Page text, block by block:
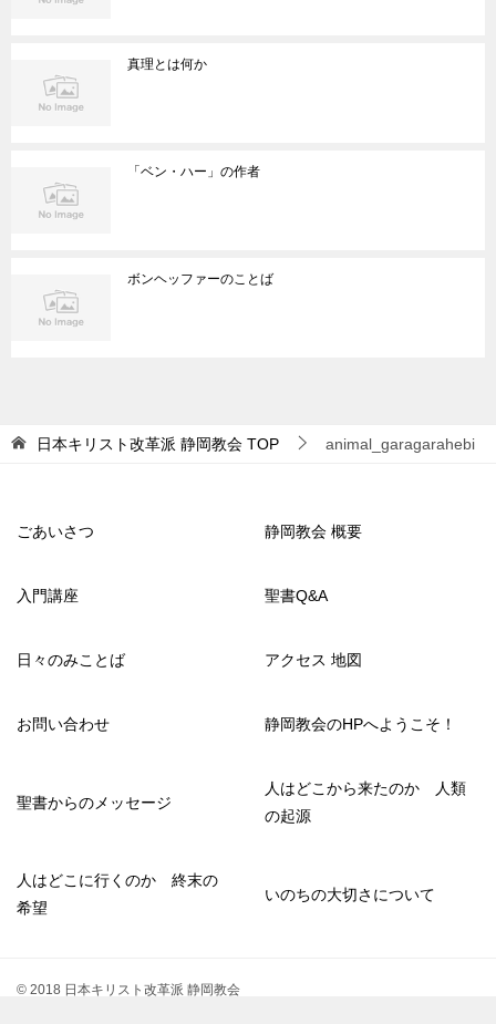
真理とは何か
「ベン・ハー」の作者
ボンヘッファーのことば
日本キリスト改革派 静岡教会 TOP animal_garagarahebi
ごあいさつ 静岡教会 概要
入門講座 聖書Q&A
日々のみことば アクセス 地図
お問い合わせ 静岡教会のHPへようこそ！
聖書からのメッセージ
人はどこから来たのか 人類
の起源
人はどこに行くのか 終末の
希望
いのちの大切さについて
© 2018 日本キリスト改革派 静岡教会